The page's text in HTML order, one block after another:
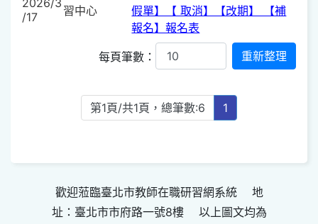
2026/3
/17
習中心
假單】【 取消】【改期】 【補
報名】報名表
每頁筆數：
第1頁/共1頁，總筆數:6 1
歡迎蒞臨臺北市教師在職研習網系統 地
址：臺北市市府路一號8樓 以上圖文均為